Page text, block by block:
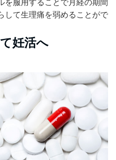
して生理痛を弱めることがで
妊活へ